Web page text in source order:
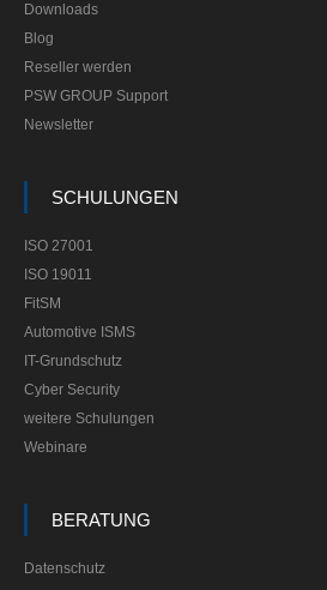
Downloads
Blog
Reseller werden
PSW GROUP Support
Newsletter
SCHULUNGEN
ISO 27001
ISO 19011
FitSM
Automotive ISMS
IT-Grundschutz
Cyber Security
weitere Schulungen
Webinare
BERATUNG
Datenschutz